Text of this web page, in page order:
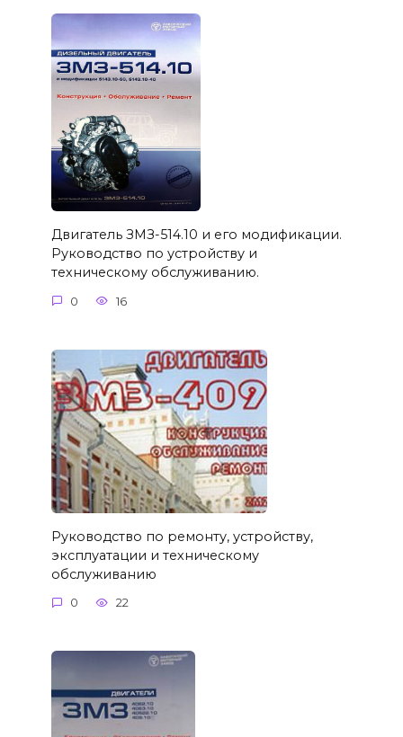
Двигатель ЗМЗ-514.10 и его модификации.
Руководство по устройству и
техническому обслуживанию.
0 16
Руководство по ремонту, устройству,
эксплуатации и техническому
обслуживанию
0 22